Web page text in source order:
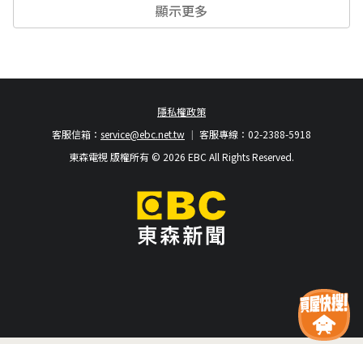
顯示更多
隱私權政策
客服專線：02-2388-5918
客服信箱： service@ebc.net.tw
東森電視 版權所有 © 2026 EBC All Rights Reserved.